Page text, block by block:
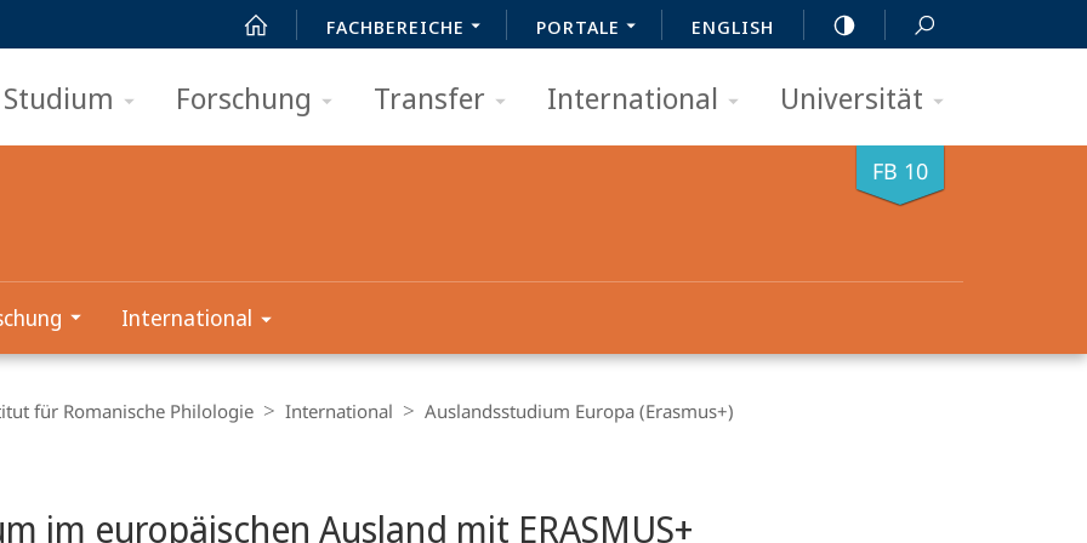
FACHBEREICHE PORTALE ENGLISH
Studium Forschung Transfer International Universität
FB 10
International
für Romanische Philologie International Auslandsstudium Europa (Erasmus+)
im europäischen Ausland mit ERASMUS+